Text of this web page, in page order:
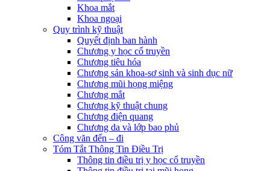
Khoa mắt
Khoa ngoại
Quy trình kỹ thuật
Quyết định ban hành
Chương y học cổ truyền
Chương tiêu hóa
Chương sản khoa-sơ sinh và sinh dục nữ
Chương mũi họng miệng
Chương mắt
Chương kỹ thuật chung
Chương điện quang
Chương da và lớp bao phủ
Công văn đến – đi
Tóm Tắt Thông Tin Điều Trị
Thông tin điều trị y học cổ truyền